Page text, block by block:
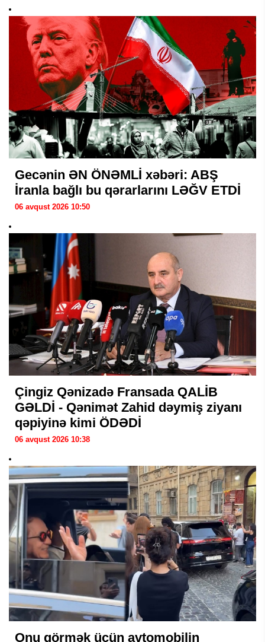
Gecənin ƏN ÖNƏMLİ xəbəri: ABŞ
İranla bağlı bu qərarlarını LƏĞV ETDİ
06 avqust 2026 10:50
Çingiz Qənizadə Fransada QALİB
GƏLDİ - Qənimət Zahid dəymiş ziyanı
qəpiyinə kimi ÖDƏDİ
06 avqust 2026 10:38
Onu görmək üçün avtomobilin